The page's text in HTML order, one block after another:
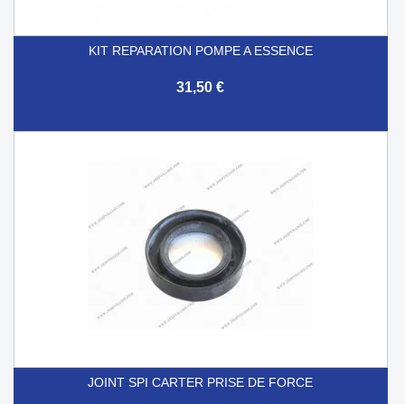
KIT REPARATION POMPE A ESSENCE
31,50 €
JOINT SPI CARTER PRISE DE FORCE